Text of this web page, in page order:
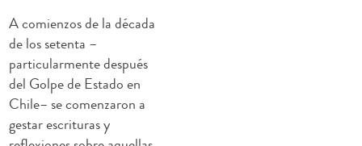
A comienzos de la década
de los setenta –
particularmente después
del Golpe de Estado en
Chile– se comenzaron a
gestar escrituras y